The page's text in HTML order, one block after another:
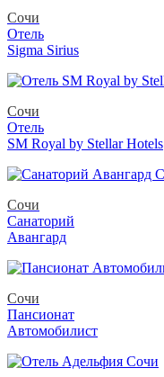
Сочи
Отель
Sigma Sirius
Сочи
Отель
SM Royal by Stellar Hotels
Сочи
Санаторий
Авангард
Сочи
Пансионат
Автомобилист